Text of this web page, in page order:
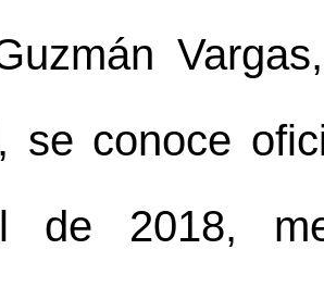
se conoce
de 2018,